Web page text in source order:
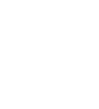
© 2026